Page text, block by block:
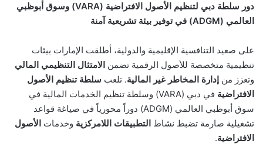
دور سلطة دبي لتنظيم الأصول الافتراضية (VARA) وسوق أبوظبي
العالمي (ADGM) في توفير بيئة تشريعية آمنة
على صعيد التنافسية الإقليمية والدولية، أطلقت الإمارات بيئات
تنظيمية متخصصة للأصول الرقمية تضمن الامتثال التنظيمي المالي
وتعزز من إدارة المخاطر غير المالية. تلعب سلطة تنظيم الأصول
الافتراضية
في دبي (VARA) وسلطة تنظيم الخدمات المالية في
سوق أبوظبي العالمي (ADGM) دوراً محورياً في صياغة قواعد
تشغيلية صارمة تضبط نشاط التطبيقات اللامركزية وخدمات الأصول
الافتراضية.